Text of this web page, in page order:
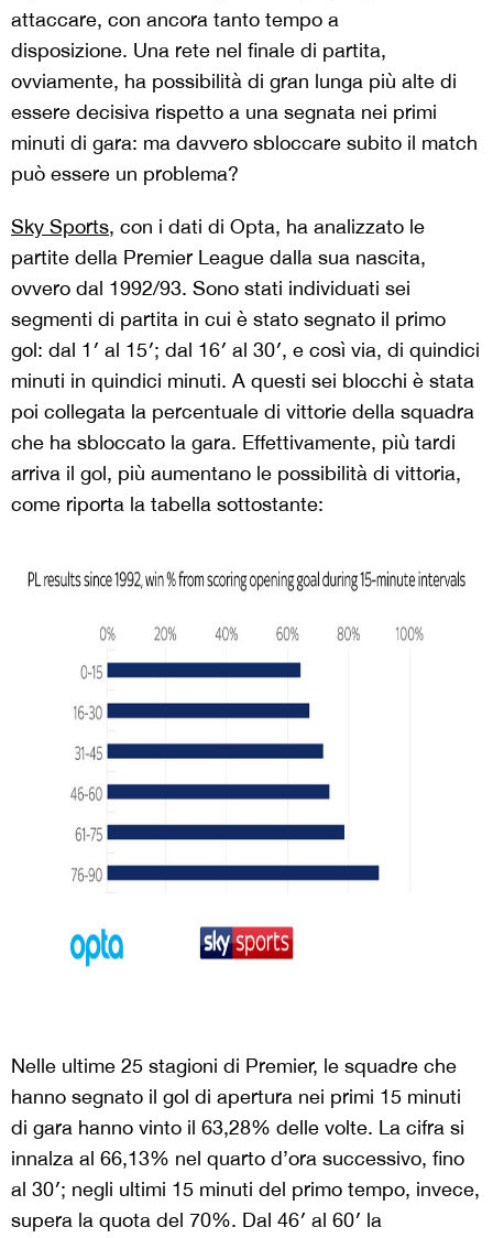
attaccare, con ancora tanto tempo a
disposizione. Una rete nel finale di partita,
ovviamente, ha possibilità di gran lunga più alte di
essere decisiva rispetto a una segnata nei primi
minuti di gara: ma davvero sbloccare subito il match
può essere un problema?
Sky Sports, con i dati di Opta, ha analizzato le
partite della Premier League dalla sua nascita,
ovvero dal 1992/93. Sono stati individuati sei
segmenti di partita in cui è stato segnato il primo
gol: dal 1′ al 15′; dal 16′ al 30′, e così via, di quindici
minuti in quindici minuti. A questi sei blocchi è stata
poi collegata la percentuale di vittorie della squadra
che ha sbloccato la gara. Effettivamente, più tardi
arriva il gol, più aumentano le possibilità di vittoria,
come riporta la tabella sottostante:
Nelle ultime 25 stagioni di Premier, le squadre che
hanno segnato il gol di apertura nei primi 15 minuti
di gara hanno vinto il 63,28% delle volte. La cifra si
innalza al 66,13% nel quarto d’ora successivo, fino
al 30′; negli ultimi 15 minuti del primo tempo, invece,
supera la quota del 70%. Dal 46′ al 60′ la